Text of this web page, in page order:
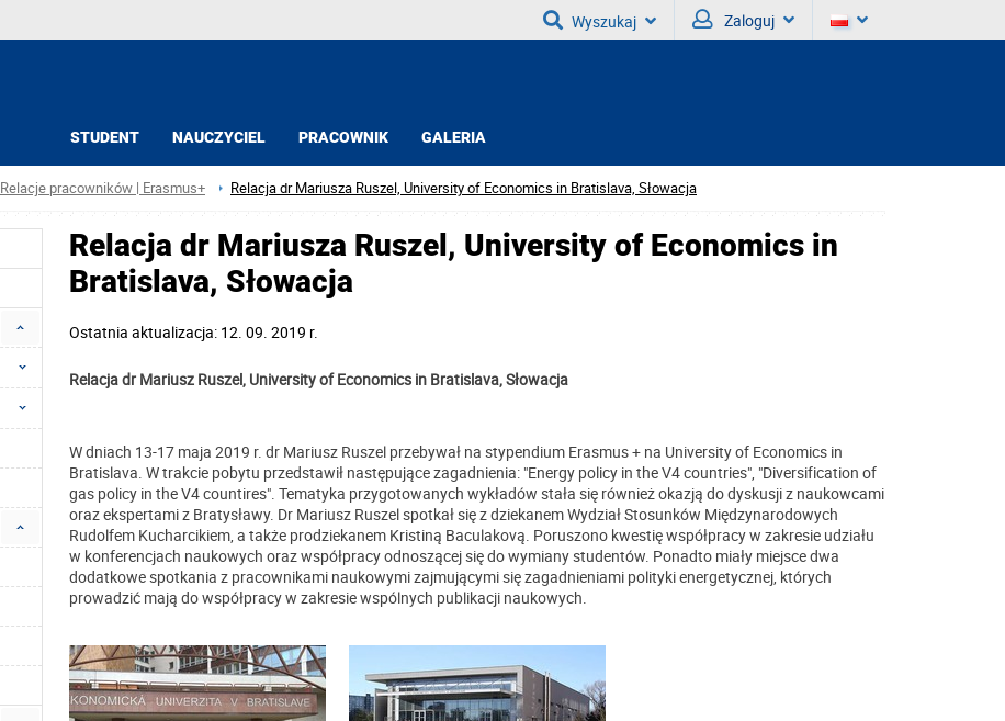
Wyszukaj Zaloguj
STUDENT NAUCZYCIEL PRACOWNIK GALERIA
Relacje pracowników | Erasmus+ Relacja dr Mariusza Ruszel, University of Economics in Bratislava, Słowacja
Relacja dr Mariusza Ruszel, University of Economics in
Bratislava, Słowacja
Ostatnia aktualizacja: 12. 09. 2019 r.
Relacja dr Mariusz Ruszel, University of Economics in Bratislava, Słowacja
W dniach 13-17 maja 2019 r. dr Mariusz Ruszel przebywał na stypendium Erasmus + na University of Economics in
Bratislava. W trakcie pobytu przedstawił następujące zagadnienia: "Energy policy in the V4 countries", "Diversification of
gas policy in the V4 countires". Tematyka przygotowanych wykładów stała się również okazją do dyskusji z naukowcami
oraz ekspertami z Bratysławy. Dr Mariusz Ruszel spotkał się z dziekanem Wydział Stosunków Międzynarodowych
Rudolfem Kucharcikiem, a także prodziekanem Kristiną Baculakovą. Poruszono kwestię współpracy w zakresie udziału
w konferencjach naukowych oraz współpracy odnoszącej się do wymiany studentów. Ponadto miały miejsce dwa
dodatkowe spotkania z pracownikami naukowymi zajmującymi się zagadnieniami polityki energetycznej, których
prowadzić mają do współpracy w zakresie wspólnych publikacji naukowych.